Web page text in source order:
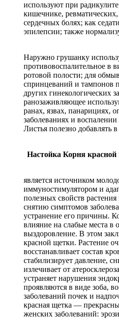
используют при
кишечнике,
сердечных болях; как
эпилепсии; также
Наружно грушанку
противовоспалительное в
ротовой полости; для
спринцеваний и тампонов
других гинекологических
ранозаживляющее
ранах, язвах, панарициях,
заболеваниях и
Листья полезно добавлять
Настойка Корня
является источником
иммуностимулятором и
полезных свойств
снятию симптомов
устранение его причины.
влияние на слабые места в
выздоровление. В этом
красной щетки. Растение
восстанавливает состав
стабилизирует давление,
излечивает от
устраняет нарушения
проявляются в виде зоба,
заболеваний почек и
красная щетка —
женских заболеваний: